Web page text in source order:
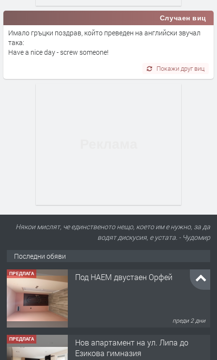
Случаен виц
Имало гръцки поздрав, който преведен на английски звучал
така:
Have a nice day - screw someone!
Покажи друг виц
Някои мислят, че единственото нещо, което им е нужно, за да
водят дискусия, е устата. - Чудомир
Последни обяви
ПРЕДЛАГА Под НАЕМ двустаен Орфей
преди 2 дни
ПРЕДЛАГА
Нов апартамент на ул. Липа до
Езикова гимназия